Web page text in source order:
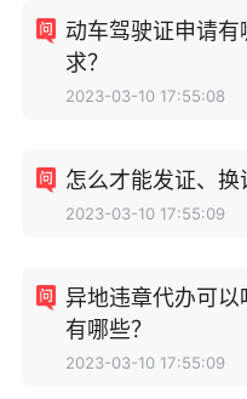
动车驾驶证申请
求？
2023-03-10 17:55:08
怎么才能发证、换
2023-03-10 17:55:09
异地违章代办可
有哪些？
2023-03-10 17:55:09